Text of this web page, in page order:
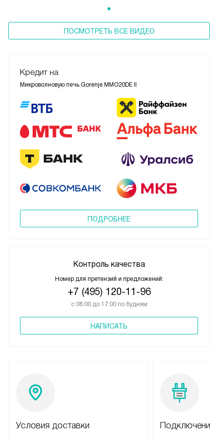
ПОСМОТРЕТЬ ВСЕ ВИДЕО
Кредит на
Микроволновую печь Gorenje MMO20DE II
ПОДРОБНЕЕ
Контроль качества
Номер для претензий и предложений:
+7 (495) 120-11-96
с 08:00 до 17:00 по будням
НАПИСАТЬ
Условия доставки Подключение